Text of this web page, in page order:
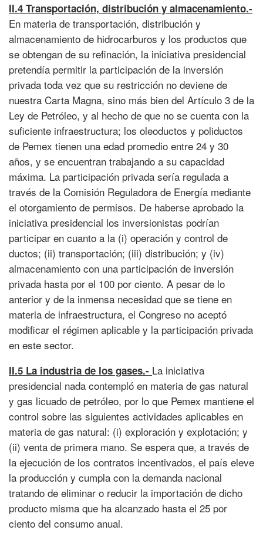
II.4 Transportación, distribución y almacenamiento.-
En materia de transportación, distribución y
almacenamiento de hidrocarburos y los productos que
se obtengan de su refinación, la iniciativa presidencial
pretendía permitir la participación de la inversión
privada toda vez que su restricción no deviene de
nuestra Carta Magna, sino más bien del Artículo 3 de la
Ley de Petróleo, y al hecho de que no se cuenta con la
suficiente infraestructura; los oleoductos y poliductos
de Pemex tienen una edad promedio entre 24 y 30
años, y se encuentran trabajando a su capacidad
máxima. La participación privada sería regulada a
través de la Comisión Reguladora de Energía mediante
el otorgamiento de permisos. De haberse aprobado la
iniciativa presidencial los inversionistas podrían
participar en cuanto a la (i) operación y control de
ductos; (ii) transportación; (iii) distribución; y (iv)
almacenamiento con una participación de inversión
privada hasta por el 100 por ciento. A pesar de lo
anterior y de la inmensa necesidad que se tiene en
materia de infraestructura, el Congreso no aceptó
modificar el régimen aplicable y la participación privada
en este sector.
II.5 La industria de los gases.- La iniciativa
presidencial nada contempló en materia de gas natural
y gas licuado de petróleo, por lo que Pemex mantiene el
control sobre las siguientes actividades aplicables en
materia de gas natural: (i) exploración y explotación; y
(ii) venta de primera mano. Se espera que, a través de
la ejecución de los contratos incentivados, el país eleve
la producción y cumpla con la demanda nacional
tratando de eliminar o reducir la importación de dicho
producto misma que ha alcanzado hasta el 25 por
ciento del consumo anual.